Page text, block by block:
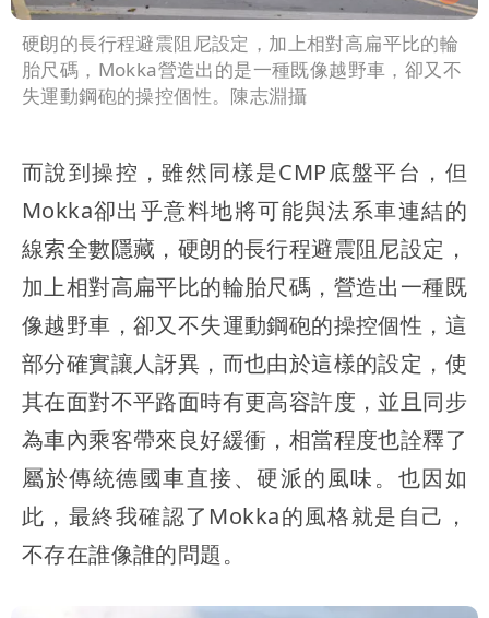
硬朗的長行程避震阻尼設定，加上相對高扁平比的輪
胎尺碼，Mokka營造出的是一種既像越野車，卻又不
失運動鋼砲的操控個性。陳志淵攝
而說到操控，雖然同樣是CMP底盤平台，但
Mokka卻出乎意料地將可能與法系車連結的
線索全數隱藏，硬朗的長行程避震阻尼設定，
加上相對高扁平比的輪胎尺碼，營造出一種既
像越野車，卻又不失運動鋼砲的操控個性，這
部分確實讓人訝異，而也由於這樣的設定，使
其在面對不平路面時有更高容許度，並且同步
為車內乘客帶來良好緩衝，相當程度也詮釋了
屬於傳統德國車直接、硬派的風味。也因如
此，最終我確認了Mokka的風格就是自己，
不存在誰像誰的問題。